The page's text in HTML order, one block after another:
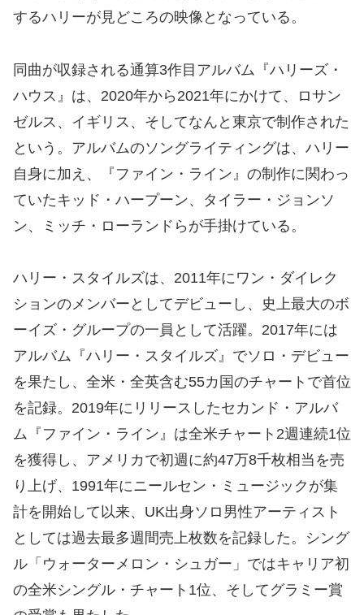
するハリーが見どころの映像となっている。
同曲が収録される通算3作目アルバム『ハリーズ・
ハウス』は、2020年から2021年にかけて、ロサン
ゼルス、イギリス、そしてなんと東京で制作された
という。アルバムのソングライティングは、ハリー
自身に加え、『ファイン・ライン』の制作に関わっ
ていたキッド・ハープーン、タイラー・ジョンソ
ン、ミッチ・ローランドらが手掛けている。
ハリー・スタイルズは、2011年にワン・ダイレク
ションのメンバーとしてデビューし、史上最大のボ
ーイズ・グループの一員として活躍。2017年には
アルバム『ハリー・スタイルズ』でソロ・デビュー
を果たし、全米・全英含む55カ国のチャートで首位
を記録。2019年にリリースしたセカンド・アルバ
ム『ファイン・ライン』は全米チャート2週連続1位
を獲得し、アメリカで初週に約47万8千枚相当を売
り上げ、1991年にニールセン・ミュージックが集
計を開始して以来、UK出身ソロ男性アーティスト
としては過去最多週間売上枚数を記録した。シング
ル「ウォーターメロン・シュガー」ではキャリア初
の全米シングル・チャート1位、そしてグラミー賞